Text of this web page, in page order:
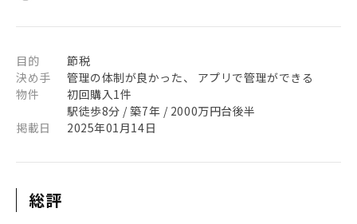
目的
節税
決め手
管理の体制が良かった、 アプリで管理ができる
物件
初回購入1件
駅徒歩8分 / 築7年 / 2000万円台後半
掲載日
2025年01月14日
総評